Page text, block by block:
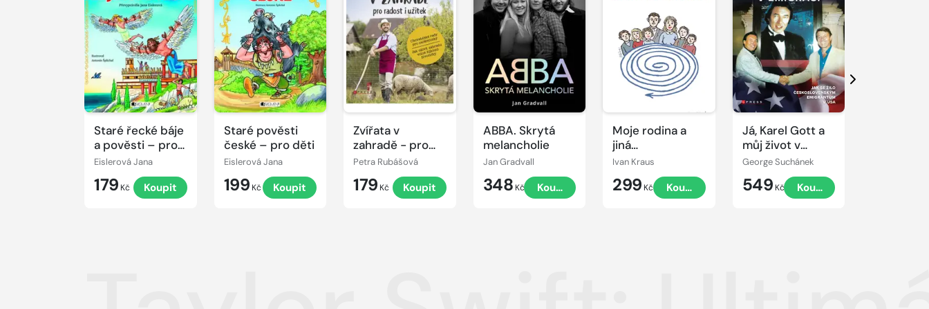
Staré řecké báje
a pověsti – pro
děti
Eislerová Jana
179 Kč Koupit
Staré pověsti
české – pro děti
Eislerová Jana
199 Kč Koupit
Zvířata v
zahradě - pro
radost i užitek
Petra Rubášová
179 Kč Koupit
ABBA. Skrytá
melancholie
Jan Gradvall
348 Kč Koupit
Moje rodina a
jiná
nedorozumění
Ivan Kraus
299 Kč Koupit
Já, Karel Gott a
můj život v
emigraci
George Suchánek
549 Kč Koupit
Další